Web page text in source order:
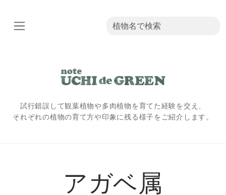
試行錯誤して観葉植物や多肉植物を育てた経験を交え、
それぞれの植物の育て方や印象に残る様子をご紹介します。
アガベ属